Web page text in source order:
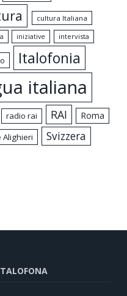
cultura Italiana
iniziative intervista
Italofonia
italiana
radio rai RAI
Roma
Alighieri Svizzera